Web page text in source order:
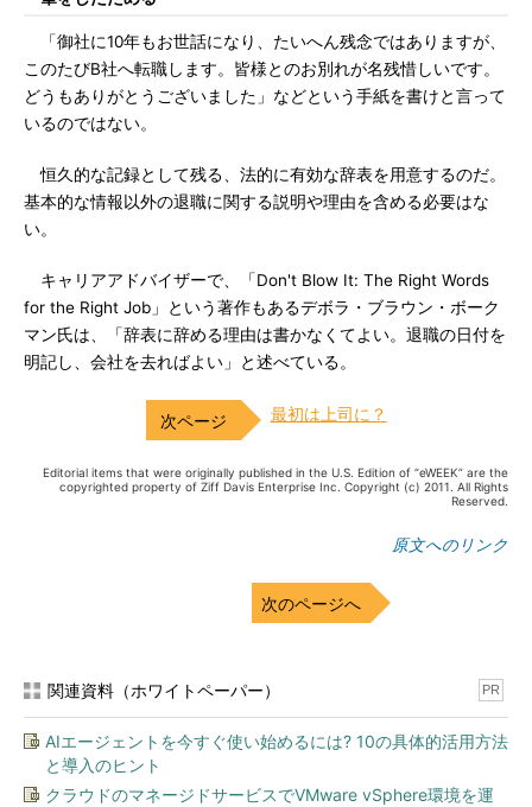
「御社に10年もお世話になり、たいへん残念ではありますが、
このたびB社へ転職します。皆様とのお別れが名残惜しいです。
どうもありがとうございました」などという手紙を書けと言って
いるのではない。
恒久的な記録として残る、法的に有効な辞表を用意するのだ。
基本的な情報以外の退職に関する説明や理由を含める必要はな
い。
キャリアアドバイザーで、「Don't Blow It: The Right Words
for the Right Job」という著作もあるデボラ・ブラウン・ボーク
マン氏は、「辞表に辞める理由は書かなくてよい。退職の日付を
明記し、会社を去ればよい」と述べている。
最初は上司に？
Editorial items that were originally published in the U.S. Edition of “eWEEK” are the
copyrighted property of Ziff Davis Enterprise Inc. Copyright (c) 2011. All Rights
Reserved.
原文へのリンク
次のページへ
関連資料（ホワイトペーパー） PR
AIエージェントを今すぐ使い始めるには? 10の具体的活用方法
と導入のヒント
クラウドのマネージドサービスでVMware vSphere環境を運